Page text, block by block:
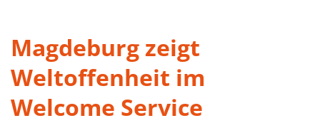
Magdeburg zeigt
Weltoffenheit im
Welcome Service